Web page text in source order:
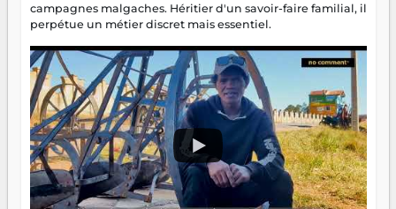
campagnes malgaches. Héritier d'un savoir-faire familial, il
perpétue un métier discret mais essentiel.